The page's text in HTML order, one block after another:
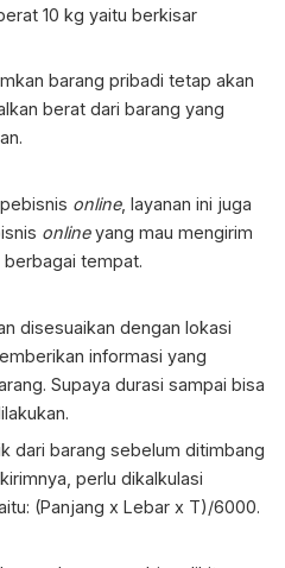
10 kg yaitu berkisar
barang pribadi tetap akan
berat dari barang yang
online, layanan ini juga
onlineyang mau mengirim
tempat.
disesuaikan dengan lokasi
informasi yang
Supaya durasi sampai bisa
dari barang sebelum ditimbang
perlu dikalkulasi
(Panjang x Lebar x T)/6000.